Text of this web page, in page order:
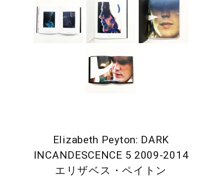
Elizabeth Peyton: DARK
INCANDESCENCE 5 2009-2014
エリザベス・ペイトン